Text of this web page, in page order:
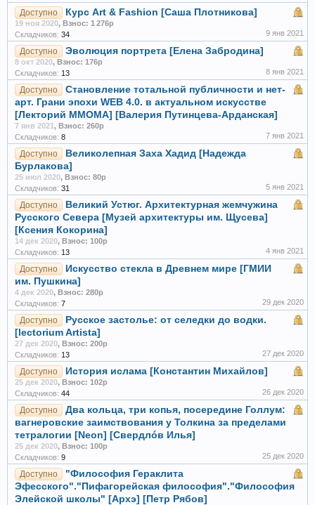
Доступно Курс Art & Fashion [Саша Плотникова]
19 ноя 2020, Взнос: 1 276р
Складчиков: 34 9 янв 2021
Доступно Эволюция портрета [Елена Забродина]
8 окт 2020, Взнос: 176р
Складчиков: 13 8 янв 2021
Доступно
Становление тотальной публичности и нет-
арт. Грани эпохи WEB 4.0. в актуальном искусстве
[Лекторий ММОМА] [Валерия Путинцева-Арданская]
7 янв 2021, Взнос: 260р
Складчиков: 8 7 янв 2021
Доступно
Великолепная Заха Хадид [Надежда
Бурлакова]
25 июл 2020, Взнос: 80р
Складчиков: 31 5 янв 2021
Доступно
Великий Устюг. Архитектурная жемчужина
Русского Севера [Музей архитектуры им. Щусева]
[Ксения Кокорина]
14 дек 2020, Взнос: 100р
Складчиков: 13 4 янв 2021
Доступно
Искусство стекла в Древнем мире [ГМИИ
им. Пушкина]
4 дек 2020, Взнос: 280р
Складчиков: 7 29 дек 2020
Доступно
Русское застолье: от селедки до водки.
[lectorium Artista]
27 дек 2020, Взнос: 200р
Складчиков: 13 27 дек 2020
Доступно История ислама [Константин Михайлов]
25 дек 2020, Взнос: 102р
Складчиков: 44 26 дек 2020
Доступно
Два кольца, три копья, посередине Голлум:
вагнеровские заимствования у Толкина за пределами
тетралогии [Neon] [Свердлóв Илья]
25 дек 2020, Взнос: 100р
Складчиков: 9 25 дек 2020
Доступно
"Философия Гераклита
Эфесского"."Пифагорейская философия"."Философия
Элейской школы" [Архэ] [Петр Рябов]